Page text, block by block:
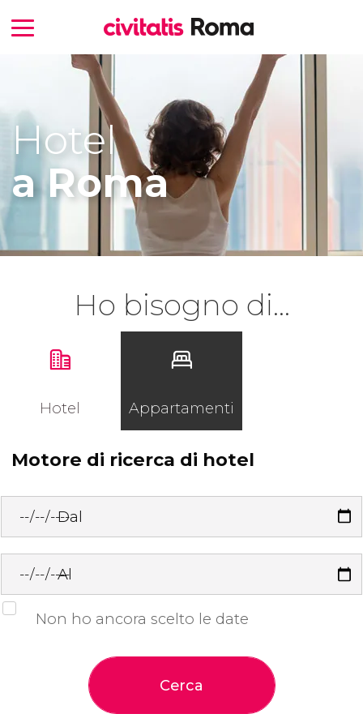
Hotel
a Roma
Ho bisogno di...
Hotel Appartamenti
Motore di ricerca di hotel
Dal
Al
Non ho ancora scelto le date
Cerca